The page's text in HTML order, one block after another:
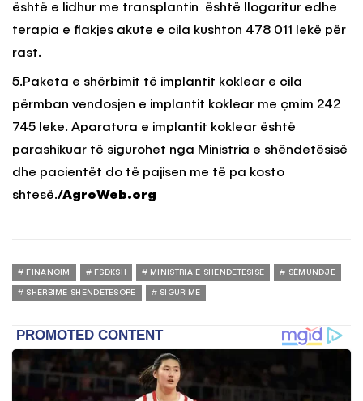
është e lidhur me transplantin është llogaritur edhe
terapia e flakjes akute e cila kushton 478 011 lekë për
rast.
5.Paketa e shërbimit të implantit koklear e cila
përmban vendosjen e implantit koklear me çmim 242
745 leke. Aparatura e implantit koklear është
parashikuar të sigurohet nga Ministria e shëndetësisë
dhe pacientët do të pajisen me të pa kosto
shtesë./AgroWeb.org
FINANCIM FSDKSH MINISTRIA E SHENDETESISE SËMUNDJE
SHERBIME SHENDETESORE SIGURIME